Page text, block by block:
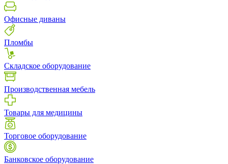
Офисные диваны
Пломбы
Складское оборудование
Производственная мебель
Товары для медицины
Торговое оборудование
Банковское оборудование